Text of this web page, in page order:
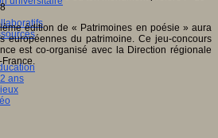
ans
édition de « Patrimoines en poésie » aura
européennes du patrimoine. Ce jeu-concours
est co-organisé avec la Direction régionale